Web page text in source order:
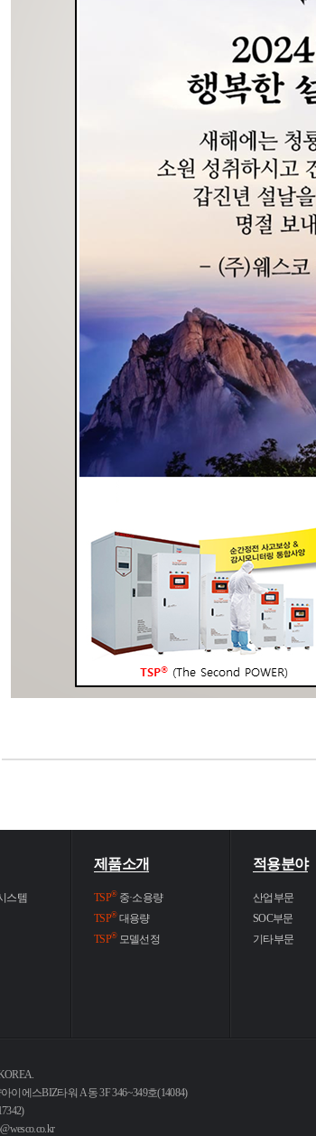
스템
제품소개
TSP®중·소용량
TSP®대용량
TSP®모델선정
적용분야
산업부문
SOC부문
기타부문
이에스BIZ타워 A동 3F 346~349호(14084)